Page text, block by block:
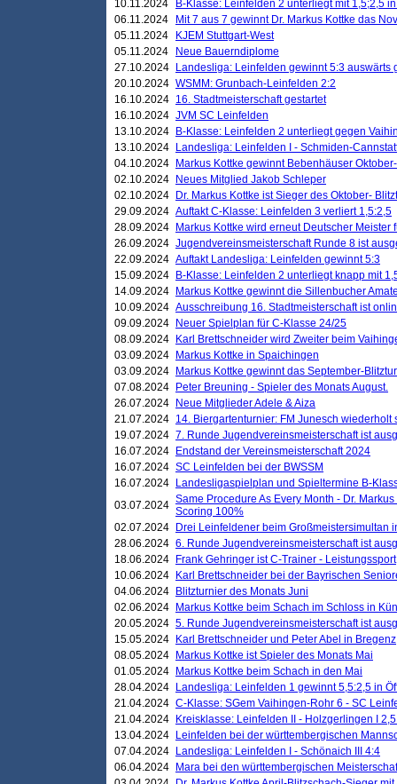
10.11.2024
B-Klasse: Leinfelden 2 unterliegt mit 1,5;2,5
06.11.2024
Mit 7 aus 7 gewinnt Dr. Markus Kottke das
05.11.2024
KJEM Stuttgart-West
05.11.2024
Neue Bauerndiplome
27.10.2024
Landesliga: Leinfelden gewinnt 5:3 auswärts
20.10.2024 WSMM: Grunbach-Leinfelden 2:2
16.10.2024 16. Stadtmeisterschaft gestartet
16.10.2024 JVM SC Leinfelden
13.10.2024
B-Klasse: Leinfelden 2 unterliegt gegen
13.10.2024
Landesliga: Leinfelden I - Schmiden-
04.10.2024
Markus Kottke gewinnt Bebenhäuser
02.10.2024
Neues Mitglied Jakob Schleper
02.10.2024
Dr. Markus Kottke ist Sieger des Oktober-
29.09.2024 Auftakt C-Klasse: Leinfelden 3 verliert 1,5:2,5
28.09.2024
Markus Kottke wird erneut Deutscher Meister
26.09.2024 Jugendvereinsmeisterschaft Runde 8 ist
22.09.2024 Auftakt Landesliga: Leinfelden gewinnt 5:3
15.09.2024
B-Klasse: Leinfelden 2 unterliegt knapp mit
14.09.2024
Markus Kottke gewinnt die Sillenbucher
10.09.2024 Ausschreibung 16. Stadtmeisterschaft ist
09.09.2024
Neuer Spielplan für C-Klasse 24/25
08.09.2024
Karl Brettschneider wird Zweiter beim
03.09.2024
Markus Kottke in Spaichingen
03.09.2024
Markus Kottke gewinnt das September-
07.08.2024
Peter Breuning - Spieler des Monats August.
26.07.2024
Neue Mitglieder Adele & Aiza
21.07.2024 14. Biergartenturnier: FM Junesch wiederholt
19.07.2024 7. Runde Jugendvereinsmeisterschaft ist
16.07.2024
Endstand der Vereinsmeisterschaft 2024
16.07.2024 SC Leinfelden bei der BWSSM
16.07.2024
Landesligaspielplan und Spieltermine B-
03.07.2024 Same Procedure As Every Month - Dr.
Scoring 100%
02.07.2024
Drei Leinfeldener beim Großmeistersimultan
28.06.2024 6. Runde Jugendvereinsmeisterschaft ist
18.06.2024
Frank Gehringer ist C-Trainer - Leistungssport
10.06.2024
Karl Brettschneider bei der Bayrischen
04.06.2024
Blitzturnier des Monats Juni
02.06.2024
Markus Kottke beim Schach im Schloss in
20.05.2024 5. Runde Jugendvereinsmeisterschaft ist
15.05.2024
Karl Brettschneider und Peter Abel in Bregenz
08.05.2024
Markus Kottke ist Spieler des Monats Mai
01.05.2024
Markus Kottke beim Schach in den Mai
28.04.2024
Landesliga: Leinfelden 1 gewinnt 5,5:2,5 in
21.04.2024 C-Klasse: SGem Vaihingen-Rohr 6 - SC
21.04.2024
Kreisklasse: Leinfelden II - Holzgerlingen I
13.04.2024
Leinfelden bei der württembergischen
07.04.2024
Landesliga: Leinfelden I - Schönaich III 4:4
06.04.2024
Mara bei den württembergischen